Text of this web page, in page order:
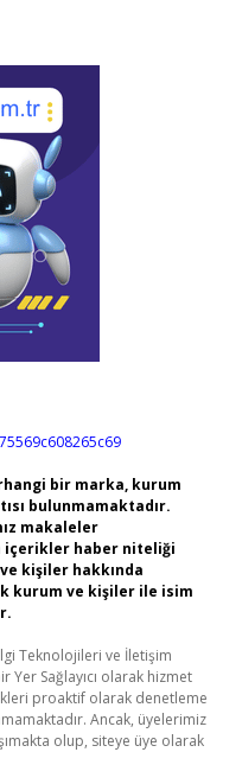
bir marka, kurum
bulunmamaktadır.
makaleler
içerikler haber niteliği
kişiler hakkında
kurum ve kişiler ile isim
Teknolojileri ve İletişim
Yer Sağlayıcı olarak hizmet
proaktif olarak denetleme
Ancak, üyelerimiz
olup, siteye üye olarak